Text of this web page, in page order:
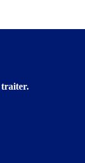
traiter.